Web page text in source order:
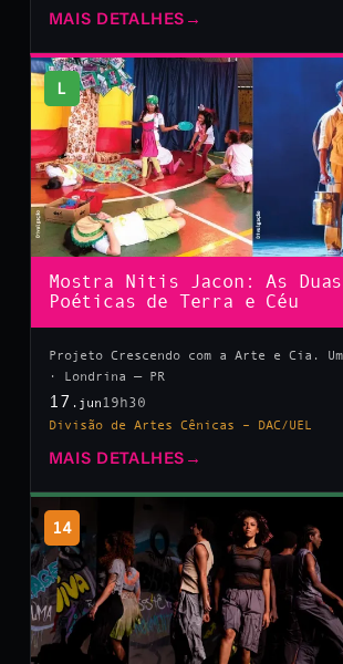
MAIS DETALHES →
L
Mostra Nitis Jacon: As
Poéticas de Terra e Céu
Projeto Crescendo com a Arte e Cia.
· Londrina — PR
17 .jun 19h30
Divisão de Artes Cênicas – DAC/UEL
MAIS DETALHES →
14